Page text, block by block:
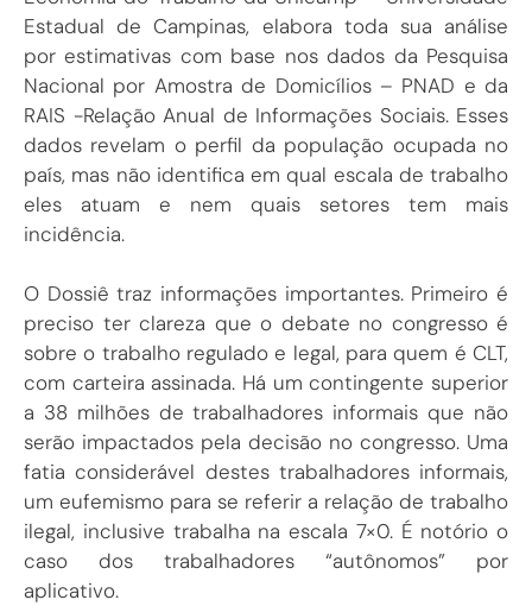
Estadual de Campinas, elabora toda sua análise
por estimativas com base nos dados da Pesquisa
Nacional por Amostra de Domicílios – PNAD e da
RAIS -Relação Anual de Informações Sociais. Esses
dados revelam o perfil da população ocupada no
país, mas não identifica em qual escala de trabalho
eles atuam e nem quais setores tem mais
incidência.
O Dossiê traz informações importantes. Primeiro é
preciso ter clareza que o debate no congresso é
sobre o trabalho regulado e legal, para quem é CLT,
com carteira assinada. Há um contingente superior
a 38 milhões de trabalhadores informais que não
serão impactados pela decisão no congresso. Uma
fatia considerável destes trabalhadores informais,
um eufemismo para se referir a relação de trabalho
ilegal, inclusive trabalha na escala 7×0. É notório o
caso dos trabalhadores “autônomos” por
aplicativo.